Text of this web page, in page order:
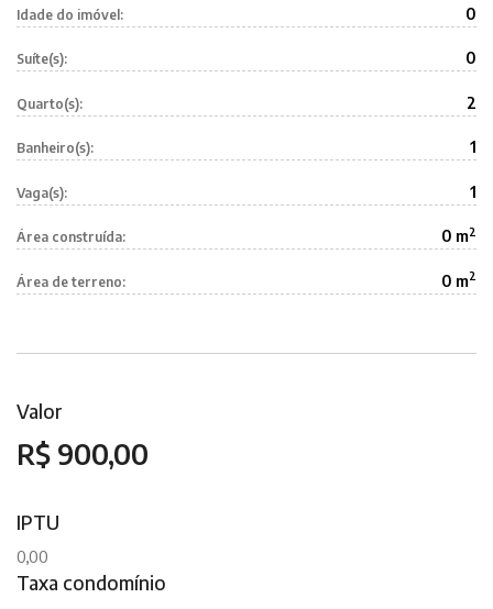
Idade do imóvel: 0
Suíte(s): 0
Quarto(s): 2
Banheiro(s): 1
Vaga(s): 1
Área construída: 0 m2
Área de terreno: 0 m2
Valor
R$ 900,00
IPTU
0,00
Taxa condomínio